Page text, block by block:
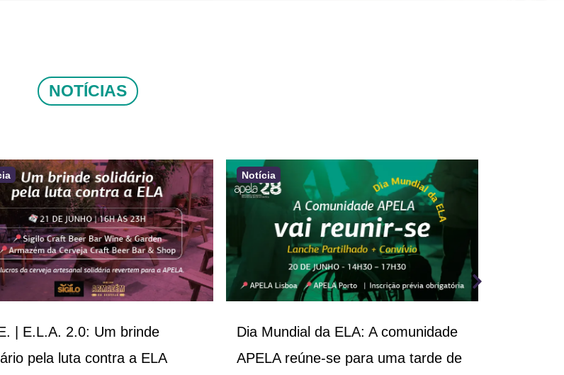
NOTÍCIAS
| E.L.A. 2.0: Um brinde
pela luta contra a ELA
Notícia
Dia Mundial da ELA: A comunidade
APELA reúne-se para uma tarde de